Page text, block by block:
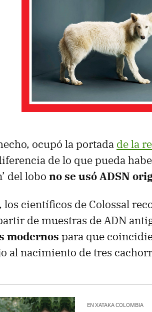
ocupó la portada de la
de lo que pueda
del lobo no se usó ADSN
los científicos de Colossal
de muestras de ADN
modernos para que
al nacimiento de tres
EN XATAKA COLOMBIA